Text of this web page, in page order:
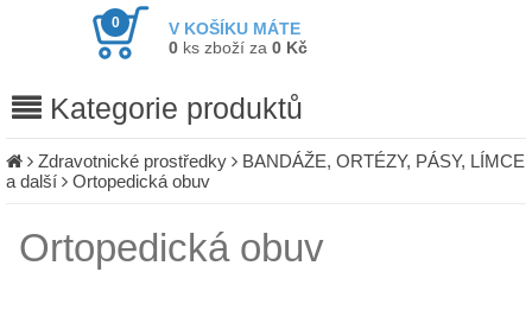
V KOŠÍKU MÁTE
0
0 ks zboží za 0 Kč
Kategorie produktů
Zdravotnické prostředky
BANDÁŽE, ORTÉZY, PÁSY, LÍMCE
a další
Ortopedická obuv
Ortopedická obuv